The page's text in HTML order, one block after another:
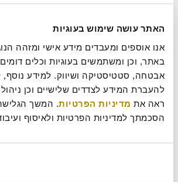
האתר עושה שימוש בעוגיות
ראה את מדיניות הפרטיות
הסכמתך למדיניות הפרטיות ולאיסוף